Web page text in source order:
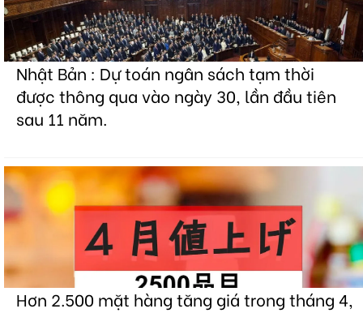
Nhật Bản : Dự toán ngân sách tạm thời
được thông qua vào ngày 30, lần đầu tiên
sau 11 năm.
Hơn 2.500 mặt hàng tăng giá trong tháng 4,